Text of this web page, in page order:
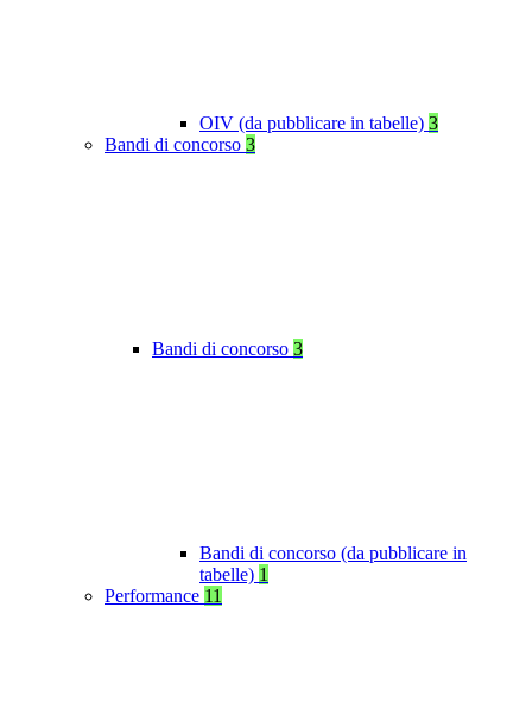
OIV (da pubblicare in tabelle) 3
Bandi di concorso 3
Bandi di concorso 3
Bandi di concorso (da pubblicare in
tabelle) 1
Performance 11